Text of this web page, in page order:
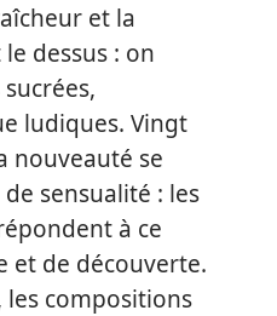
et la
dessus : on
ludiques. Vingt
nouveauté se
sensualité : les
à ce
et de découverte.
les compositions